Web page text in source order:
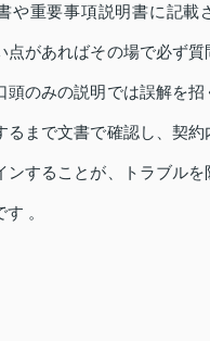
や重要事項説明書に記載
点があればその場で必ず質
頭のみの説明では誤解を招
るまで文書で確認し、契
ンすることが、トラブル
。